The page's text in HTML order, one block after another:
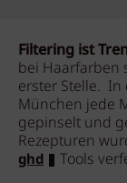
Filtering ist
bei Haarfarben
erster Stelle. In
München jede
gepinselt und
Rezepturen
ghd
Tools